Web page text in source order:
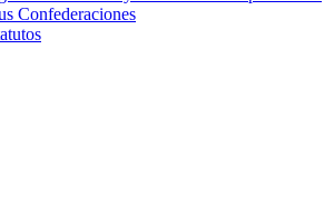
Confederaciones